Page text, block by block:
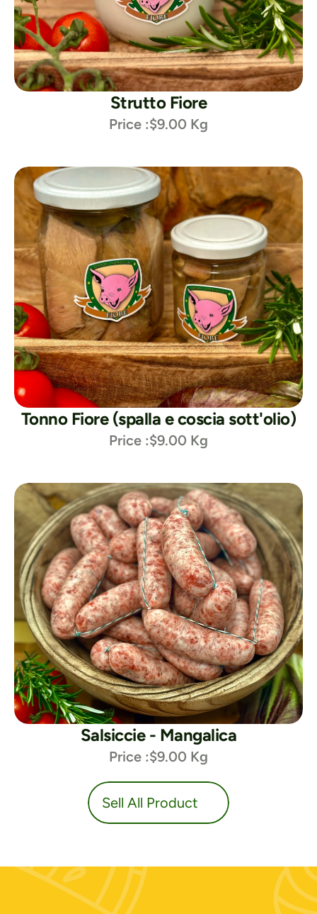
Strutto Fiore
Price :$9.00 Kg
Tonno Fiore (spalla e coscia sott'olio)
Price :$9.00 Kg
Salsiccie - Mangalica
Price :$9.00 Kg
Sell All Product